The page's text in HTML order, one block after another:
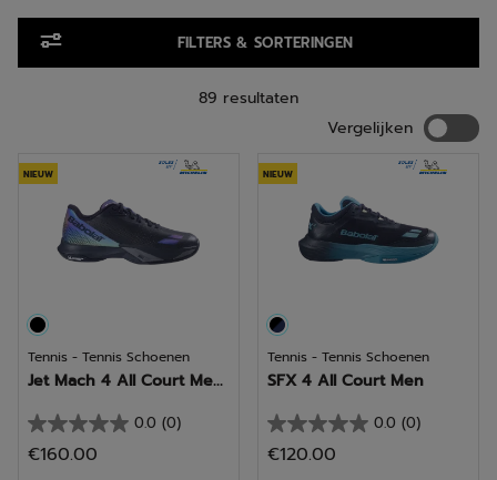
FILTERS & SORTERINGEN
89 resultaten
Vergelijken
NIEUW
Tennis - Tennis Schoenen
Jet Mach 4 All Court Me...
0.0 (0)
0.0
van
€160.00
NIEUW
Tennis - Tennis Schoenen
SFX 4 All Court Men
0.0 (0)
0.0
van
€120.00